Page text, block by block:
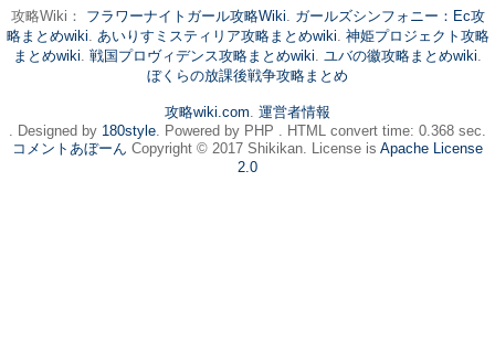
攻略Wiki： フラワーナイトガール攻略Wiki. ガールズシンフォニー：Ec攻
略まとめwiki. あいりすミスティリア攻略まとめwiki. 神姫プロジェクト攻略
まとめwiki. 戦国プロヴィデンス攻略まとめwiki. ユバの徽攻略まとめwiki.
ぼくらの放課後戦争攻略まとめ
攻略wiki.com. 運営者情報
. Designed by 180style. Powered by PHP . HTML convert time: 0.368 sec.
コメントあぼーん Copyright © 2017 Shikikan. License is Apache License
2.0